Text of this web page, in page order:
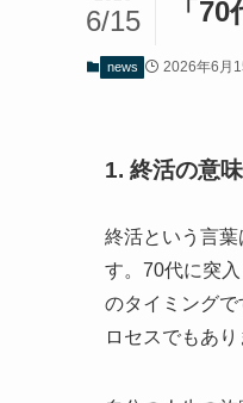
「
6/15
news 2026年6月
1. 終活の意
終活という言
す。70代に突
のタイミング
ロセスでもあり